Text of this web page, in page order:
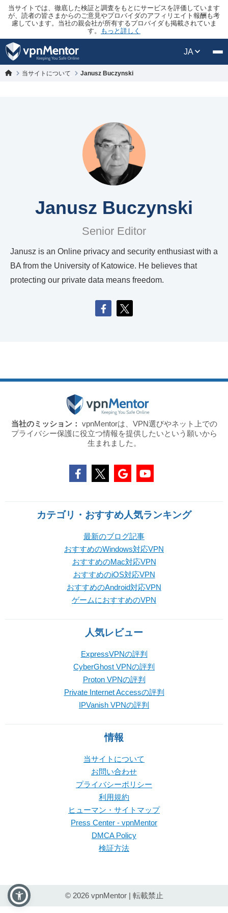
当サイトでは、徹底した検証と調査をもとにサービスを評価しています
が、読者の皆さまからのご意見やプロバイダのアフィリエイト報酬も考
慮しています。当社の親会社が所有するプロバイダも掲載されていま
す。
もっと詳しく
JA
当サイトについて Janusz Buczynski
Janusz Buczynski
Senior Editor
Janusz is an Online privacy and security enthusiast with a
BA from the University of Katowice. He believes that
protecting our private data means freedom.
当社のミッション： vpnMentorは、VPN選びやネット上での
プライバシー保護に役立つ情報を提供したいという願いから
生まれました。
カテゴリ・おすすめ人気ランキング
最新のブログ記事
おすすめのWindows対応VPN
おすすめのMac対応VPN
おすすめのiOS対応VPN
おすすめのAndroid対応VPN
ゲームにおすすめのVPN
人気レビュー
ExpressVPNの評判
CyberGhost VPNの評判
Proton VPNの評判
Private Internet Accessの評判
IPVanish VPNの評判
情報
当サイトについて
お問い合わせ
プライバシーポリシー
利用規約
ヒューマン・サイトマップ
Press Center - vpnMentor
DMCA Policy
検証方法
© 2026 vpnMentor | 転載禁止